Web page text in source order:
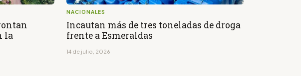
la
NACIONALES
Incautan más de tres toneladas de droga
frente a Esmeraldas
14 de julio, 2026